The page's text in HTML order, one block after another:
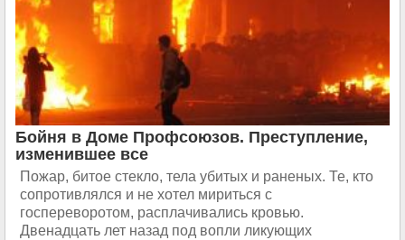
Бойня в Доме Профсоюзов. Преступление,
изменившее все
Пожар, битое стекло, тела убитых и раненых. Те, кто
сопротивлялся и не хотел мириться с
госпереворотом, расплачивались кровью.
Двенадцать лет назад под вопли ликующих